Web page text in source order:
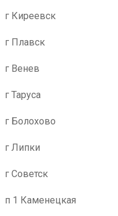
г Киреевск
г Плавск
г Венев
г Таруса
г Болохово
г Липки
г Советск
п 1 Каменецкая